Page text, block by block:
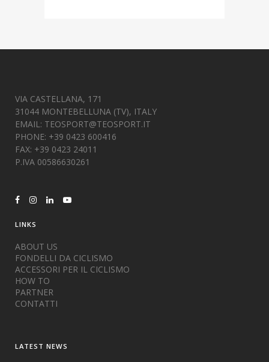
VIA CASTELLANA, 171
31044 MONTEBELLUNA (TV), ITALY
EMAIL: TEOSPORT@TEOSPORT.IT
PHONE: +39 0423 600416
FAX: +39 0423 24011
P.IVA 00586630261
LINKS
ABOUT US
FONDELLI DA CICLISMO
ACCESSORI PER IL CICLISMO
HOW TO
PARTNER
CONTATTI
LATEST NEWS